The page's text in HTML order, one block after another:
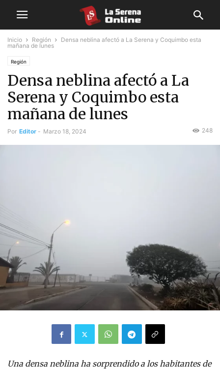
Inicio Región
Densa neblina afectó a La Serena y Coquimbo esta
mañana de lunes
Región
Densa neblina afectó a La
Serena y Coquimbo esta
mañana de lunes
Por Editor - Marzo 18, 2024 248
Una densa neblina ha sorprendido a los habitantes de